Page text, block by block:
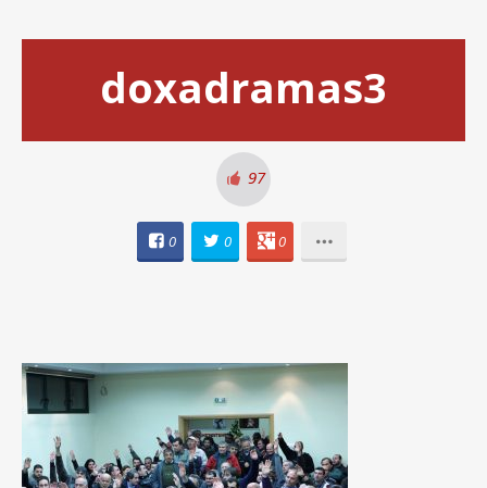
doxadramas3
97
0 0 0